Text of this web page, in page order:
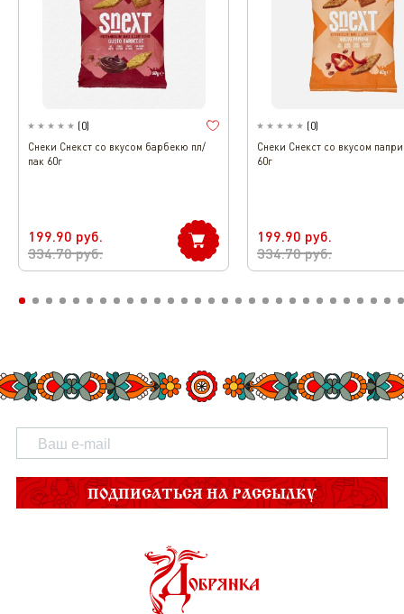
(0)
Снеки Снекст со вкусом барбекю пл/
пак 60г
199.90 руб.
334.70руб.
(0)
Снеки Снекст со вкусом
60г
199.90 руб.
334.70руб.
ПОДПИСАТЬСЯ НА РАССЫЛКУ